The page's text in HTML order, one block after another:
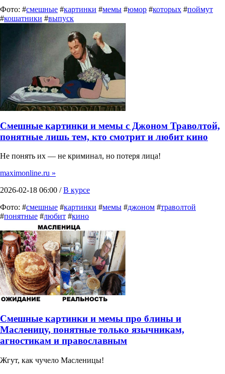
Фото: #смешные #картинки #мемы #юмор #которых #поймут
#кошатники #выпуск
Смешные картинки и мемы с Джоном Траволтой,
понятные лишь тем, кто смотрит и любит кино
Не понять их — не криминал, но потеря лица!
maximonline.ru »
2026-02-18 06:00 /В курсе
Фото: #смешные #картинки #мемы #джоном #траволтой
#понятные #любит #кино
Смешные картинки и мемы про блины и
Масленицу, понятные только язычникам,
агностикам и православным
Жгут, как чучело Масленицы!